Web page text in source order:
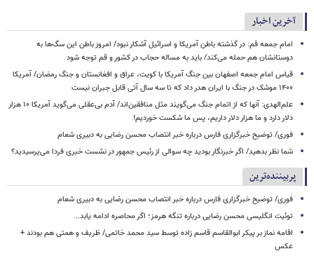
آخرین اخبار
امام جمعه قم: در گذشته باطن آمریکا و اسرائیل آشکار نبود/ امروز باطن این سگ‌ها به
دوستانشان هم حمله می‌کند/ باید به مساله حجاب در کشور و قم توجه شود
قیاس امام جمعه اصفهان بین جنگ آمریکا با کویت، عراق و افغانستان و جنگ رمضان/ آمریکا
۱۴۰۰ موشک در جنگ با ایران هدر داد که تا سه سال آتی قابل جبران نیست
علم‌الهدی: آنها که از اتمام جنگ می‌گویند مثل منافقین‌اند/ آدم بی‌عقلی می‌گوید آمریکا ۱۰ هزار
دلار دارد و ما هزار دلار داریم، پس ما شکست خوردیم!
فوری/ توضیح خبرگزاری فارس درباره خبر انتصاب محسن رضایی به دبیری شعام
شما نظر بدهید/ اگر خبرنگار بودید چه سوالی از رئیس جمهور در نشست خبری فردا می‌پرسیدید؟
پربیننده‌ترین
فوری/ توضیح خبرگزاری فارس درباره خبر انتصاب محسن رضایی به دبیری شعام
توئیت انگلیسی محسن رضایی درباره تنگه هرمز؛ اگر محاصره ادامه یابد...
اقامه نماز بر پیکر ابوالقاسم قاسم زاده توسط سید محمد خاتمی/ ظریف و همتی هم بودند +
عکس